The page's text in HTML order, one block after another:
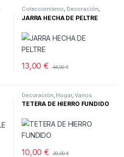
Coleccionismo, Decoración,
Hogar , Varios
JARRA HECHA DE PELTRE
13,00€ 44,00€
Decoración Hogar,Varios
TETERA DE HIERRO FUNDIDO
10,00€ 29,00€